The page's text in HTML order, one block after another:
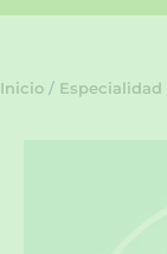
Inicio / Especialidad